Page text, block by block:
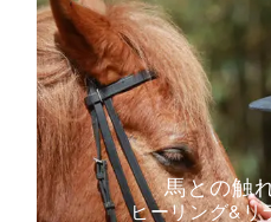
馬との触
ヒーリング&リ